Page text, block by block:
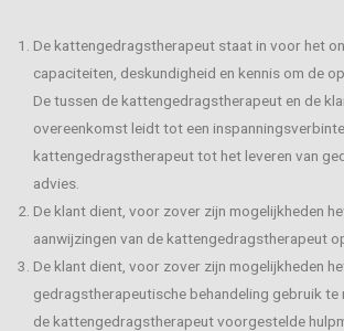
De kattengedragstherapeut staat in voor het
capaciteiten, deskundigheid en kennis om de
De tussen de kattengedragstherapeut en de
overeenkomst leidt tot een
kattengedragstherapeut tot het leveren van
advies.
De klant dient, voor zover zijn mogelijkheden
aanwijzingen van de kattengedragstherapeut
De klant dient, voor zover zijn mogelijkheden
gedragstherapeutische behandeling gebruik te
de kattengedragstherapeut voorgestelde